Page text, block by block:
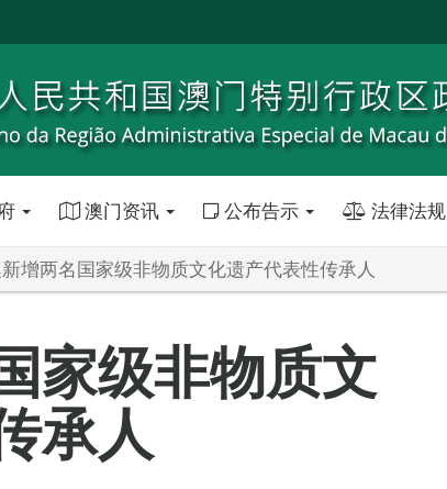
澳门资讯 公布告示 法律法规
增两名国家级非物质文化遗产代表性传承人
家级非物质文
承人